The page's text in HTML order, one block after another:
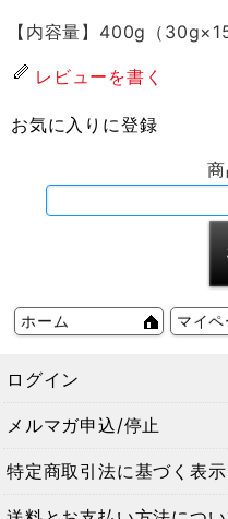
【内容量】400g（30g×15
レビューを書く
お気に入りに登録
ホーム マイペ
ログイン
メルマガ申込/停止
特定商取引法に基づく表示